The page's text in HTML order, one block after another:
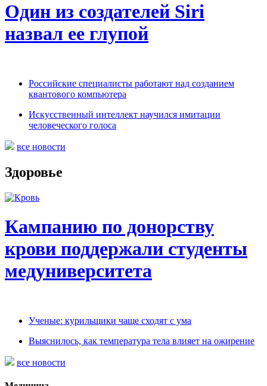
Один из создателей Siri
назвал ее глупой
Российские специалисты работают над созданием
квантового компьютера
Искусственный интеллект научился имитации
человеческого голоса
все новости
Здоровье
Кампанию по донорству
крови поддержали студенты
медуниверситета
Ученые: курильщики чаще сходят с ума
Выяснилось, как температура тела влияет на ожирение
все новости